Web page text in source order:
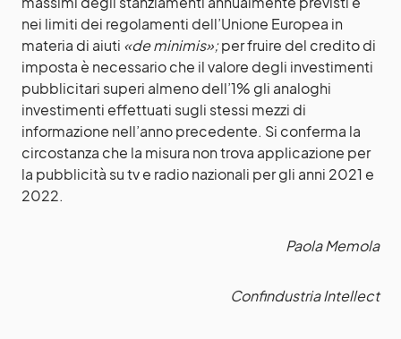
nei limiti dei regolamenti dell’Unione Europea in
materia di aiuti «de minimis»;per fruire del credito di
imposta è necessario che il valore degli investimenti
pubblicitari superi almeno dell’1% gli analoghi
investimenti effettuati sugli stessi mezzi di
informazione nell’anno precedente. Si conferma la
circostanza che la misura non trova applicazione per
la pubblicità su tv e radio nazionali per gli anni 2021 e
2022.
Paola Memola
Confindustria Intellect